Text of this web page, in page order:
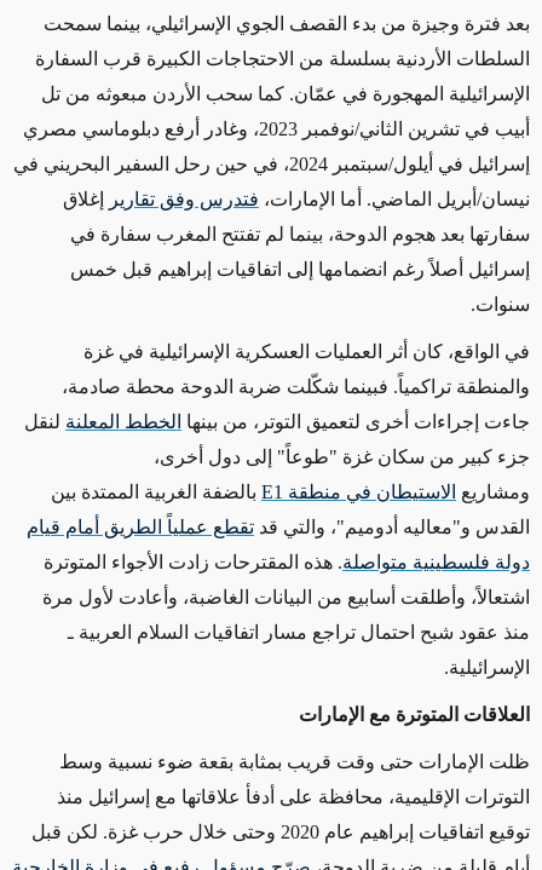
بعد فترة وجيزة من بدء القصف الجوي الإسرائيلي، بينما سمحت
السلطات الأردنية بسلسلة من الاحتجاجات الكبيرة قرب السفارة
الإسرائيلية المهجورة في عمّان. كما سحب الأردن مبعوثه من تل
أبيب في تشرين الثاني/نوفمبر 2023، وغادر أرفع دبلوماسي مصري
إسرائيل في أيلول/سبتمبر 2024، في حين رحل السفير البحريني في
نيسان/أبريل الماضي. أما الإمارات، فتدرس وفق تقارير
إغلاق
سفارتها بعد هجوم الدوحة، بينما لم تفتتح المغرب سفارة في
إسرائيل أصلاً رغم انضمامها إلى اتفاقيات إبراهيم قبل خمس
سنوات.
في الواقع، كان أثر العمليات العسكرية الإسرائيلية في غزة
والمنطقة تراكمياً. فبينما شكّلت ضربة الدوحة محطة صادمة،
جاءت إجراءات أخرى لتعميق التوتر، من بينها الخطط المعلنة لنقل
جزء كبير من سكان غزة "طوعاً" إلى دول أخرى،
ومشاريع الاستيطان في منطقة
بالضفة الغربية الممتدة بين
القدس و"معاليه أدوميم"، والتي قد تقطع عملياً الطريق أمام قيام
دولة فلسطينية متواصلة. هذه المقترحات زادت الأجواء المتوترة
اشتعالاً، وأطلقت أسابيع من البيانات الغاضبة، وأعادت لأول مرة
منذ عقود شبح احتمال تراجع مسار اتفاقيات السلام العربية ـ
الإسرائيلية.
العلاقات المتوترة مع الإمارات
ظلت الإمارات حتى وقت قريب بمثابة بقعة ضوء نسبية وسط
التوترات الإقليمية، محافظة على أدفأ علاقاتها مع إسرائيل منذ
توقيع اتفاقيات إبراهيم عام 2020 وحتى خلال حرب غزة. لكن قبل